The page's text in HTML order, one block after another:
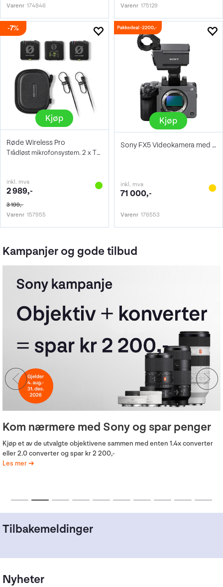
Varenr 174846 Varenr 175129
7%
Kjøp
Røde Wireless Pro
Trådløst mikrofonsystem. 2 x TX/1 x RX
inkl. mva
2 989,-
3 199,-
Varenr 157955
Kjøp
Sony FX5 Videokamera med XLR-grep
inkl. mva
71 000,-
Varenr 176553
Kampanjer og gode tilbud
Kom nærmere med Sony og spar penger
Kjøp et av de utvalgte objektivene sammen med enten 1.4x converter
eller 2.0 converter og spar kr 2 200,-
Les mer
Tilbakemeldinger
Nyheter